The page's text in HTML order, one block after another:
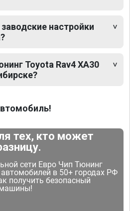
настройки
Toyota Rav4 XA30
тех, кто может
сети Евро Чип Тюнинг
в 50+ городах РФ
получить безопасный